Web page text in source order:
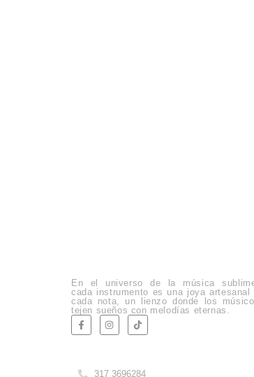
En el universo de la música
cada instrumento es una joya artesanal
cada nota, un lienzo donde los
tejen sueños con melodías eternas.
317 3696284